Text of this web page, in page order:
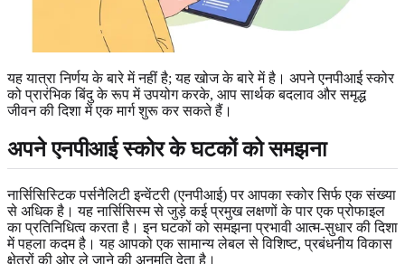
यह यात्रा निर्णय के बारे में नहीं है; यह खोज के बारे में है। अपने एनपीआई स्कोर
को प्रारंभिक बिंदु के रूप में उपयोग करके, आप सार्थक बदलाव और समृद्ध
जीवन की दिशा में एक मार्ग शुरू कर सकते हैं।
अपने एनपीआई स्कोर के घटकों को समझना
नार्सिसिस्टिक पर्सनैलिटी इन्वेंटरी (एनपीआई) पर आपका स्कोर सिर्फ एक संख्या
से अधिक है। यह नार्सिसिस्म से जुड़े कई प्रमुख लक्षणों के पार एक प्रोफाइल
का प्रतिनिधित्व करता है। इन घटकों को समझना प्रभावी आत्म-सुधार की दिशा
में पहला कदम है। यह आपको एक सामान्य लेबल से विशिष्ट, प्रबंधनीय विकास
क्षेत्रों की ओर ले जाने की अनुमति देता है।